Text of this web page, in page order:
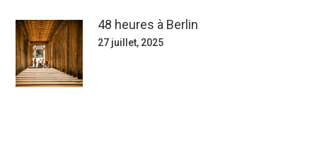
48 heures à Berlin
27 juillet, 2025